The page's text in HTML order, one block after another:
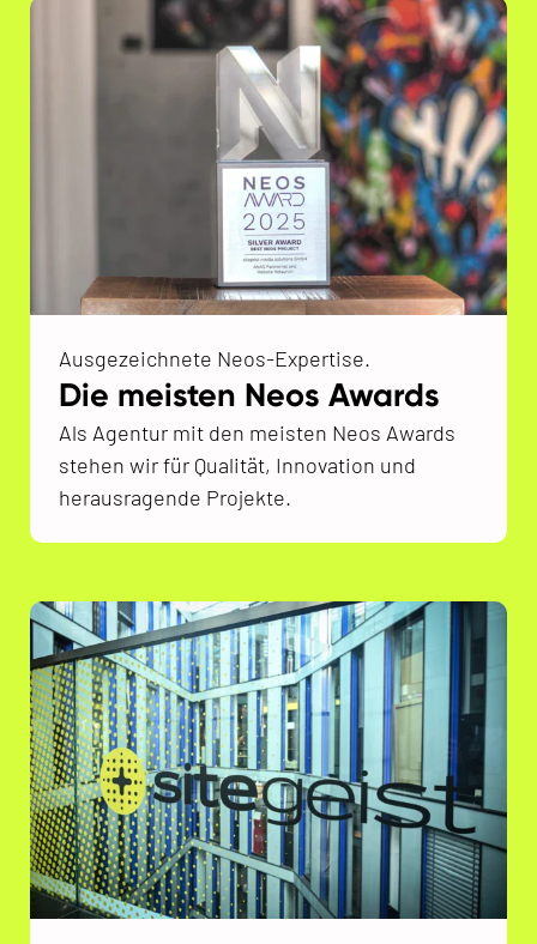
Ausgezeichnete Neos-Expertise.
Die meisten Neos Awards
Als Agentur mit den meisten Neos Awards
stehen wir für Qualität, Innovation und
herausragende Projekte.